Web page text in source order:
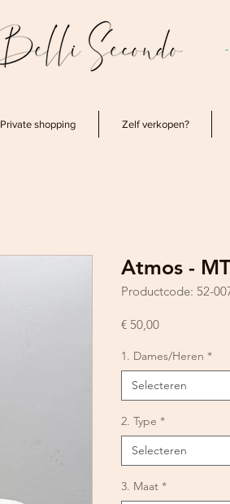
Private shopping Zelf verkopen?
Atmos -
Productcode: 52-
€ 50,00Prijs
1. Dames/Heren *
Selecteren
2. Type *
Selecteren
3. Maat *